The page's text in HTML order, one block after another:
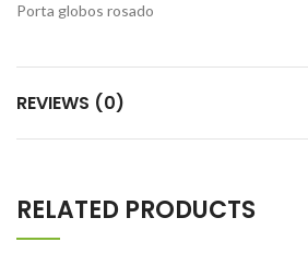
Porta globos rosado
REVIEWS (0)
RELATED PRODUCTS